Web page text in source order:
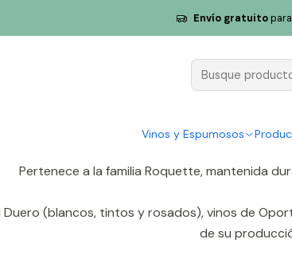
Vinos y Espumosos
Envío gratuito
aproximadamente 74 están plantadas
Pertenece a la familia Roquette, mantenida
(blancos, tintos y rosados), vinos de
de su